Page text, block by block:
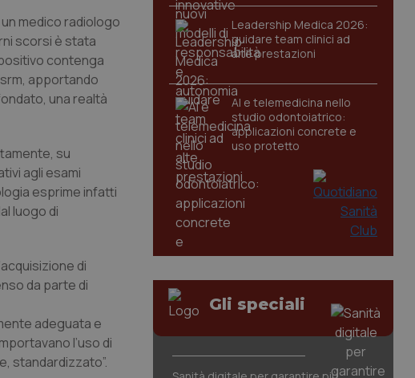
medico radiologo
scorsi è stata
contenga
apportando
una realtà
su
agli esami
esprime infatti
luogo di
di
da parte di
adeguata e
l’uso di
standardizzato”.
Leadership Medica 2026:
guidare team clinici ad
alte prestazioni
AI e telemedicina nello
studio odontoiatrico:
applicazioni concrete e
uso protetto
Gli speciali